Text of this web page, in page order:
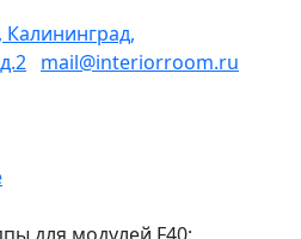
Калининград,
mail@interiorroom.ru